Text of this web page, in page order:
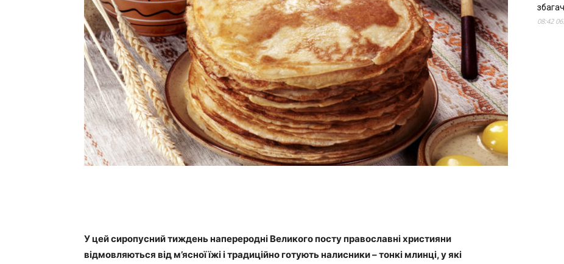
У цей сиропусний тиждень напереродні Великого посту православні християни
відмовляються від м’ясної їжі і традиційно готують налисники – тонкі млинці, у які
08:42